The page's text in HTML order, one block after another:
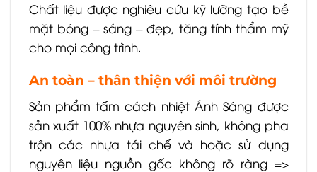
Chất liệu được nghiêu cứu kỹ lưỡng tạo bề
mặt bóng – sáng – đẹp, tăng tính thẩm mỹ
cho mọi công trình.
An toàn – thân thiện với môi trường
Sản phẩm tấm cách nhiệt Ánh Sáng được
sản xuất 100% nhựa nguyên sinh, không pha
trộn các nhựa tái chế và hoặc sử dụng
nguyên liệu nguồn gốc không rõ ràng =>